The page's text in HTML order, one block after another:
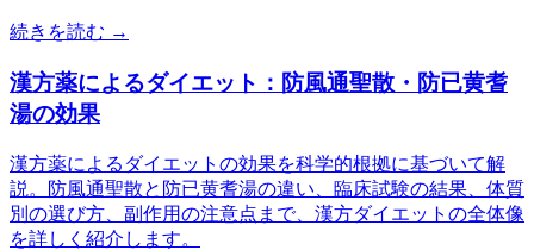
続きを読む →
漢方薬によるダイエット：防風通聖散・防已黄耆
湯の効果
漢方薬によるダイエットの効果を科学的根拠に基づいて解
説。防風通聖散と防已黄耆湯の違い、臨床試験の結果、体質
別の選び方、副作用の注意点まで、漢方ダイエットの全体像
を詳しく紹介します。